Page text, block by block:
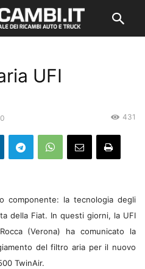
UFI
431
componente: la tecnologia degli
della Fiat. In questi giorni, la UFI
(Verona) ha comunicato la
del filtro aria per il nuovo
TwinAir.